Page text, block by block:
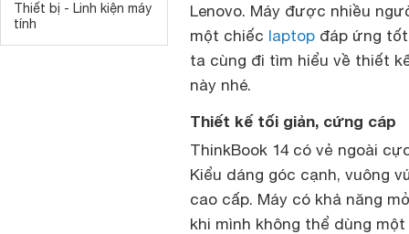
Thiết bị - Linh kiện máy
tính
Lenovo. Máy được nhiều
một chiếc laptop đáp ứng
ta cùng đi tìm hiểu về thiết
này nhé.
Thiết kế tối giản, cứng cáp
ThinkBook 14 có vẻ ngoài
Kiểu dáng góc cạnh, vuông
cao cấp. Máy có khả năng
khi mình không thể dùng